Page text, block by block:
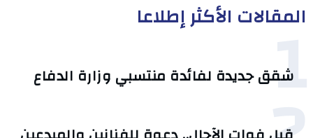
المقالات الأكثر إطلاعا
1
شقق جديدة لفائدة منتسبي وزارة الدفاع